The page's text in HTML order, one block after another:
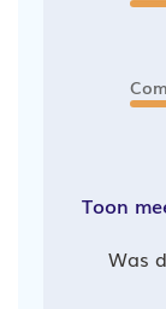
Toon
Was